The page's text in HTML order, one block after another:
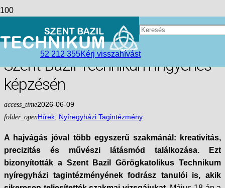
52 212 355Kérj visszahívást
Nyíregyháza új szépségmesterei
– Sikeres fodrász vizsgák a
Szent Bazil Technikum ingyenes
képzésén
access_time2026-06-09
folder_openHírek Nyíregyházi Tagintézmény
A hajvágás jóval több egyszerű szakmánál: kreativitás,
precizitás és művészi látásmód találkozása. Ezt
bizonyították a Szent Bazil Görögkatolikus Technikum
nyíregyházi tagintézményének fodrász tanulói is, akik